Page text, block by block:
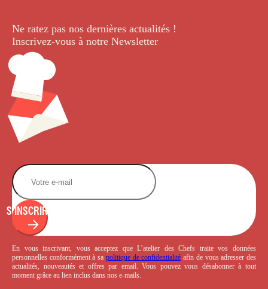
Ne ratez pas nos dernières actualités !
Inscrivez-vous à notre Newsletter.
S'INSCRIRE
En vous inscrivant, vous acceptez que L’atelier des Chefs traite vos données
personnelles conformément à sa politique de confidentialité afin de vous adresser des
actualités, nouveautés et offres par email. Vous pouvez vous désabonner à tout
moment grâce au lien inclus dans nos e-mails.